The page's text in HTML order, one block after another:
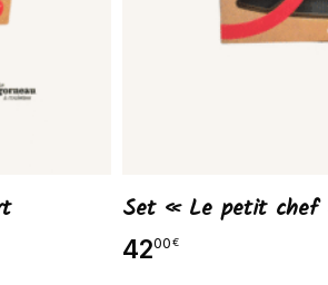
Set « Le petit chef
4200€